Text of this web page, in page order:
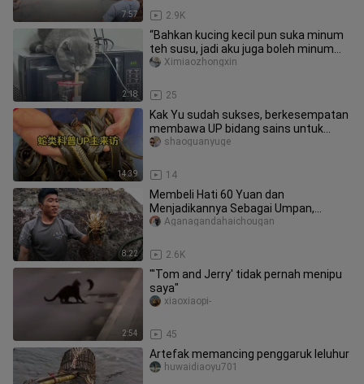
7:57 2.9K
2:18
“Bahkan kucing kecil pun suka minum
teh susu, jadi aku juga boleh minum
sedikit lebih banyak!”
25
Ximiaozhongxin
14:39
Kak Yu sudah sukses, berkesempatan
membawa UP bidang sains untuk
menjelajahi keanekaragaman hayati b
14
shaoguanyuge
8:22
Membeli Hati 60 Yuan dan
Menjadikannya Sebagai Umpan,
Membuat Sekelompok Lobster Berduri
Melihat Formasi Perang ini Menjadi
Jahat!
2.6K
Aganagandahaichougan
2:54
"'Tom and Jerry' tidak pernah menipu
saya"
45
xiaoxiaopi-
Artefak memancing penggaruk leluhur
huwaidiaoyu701